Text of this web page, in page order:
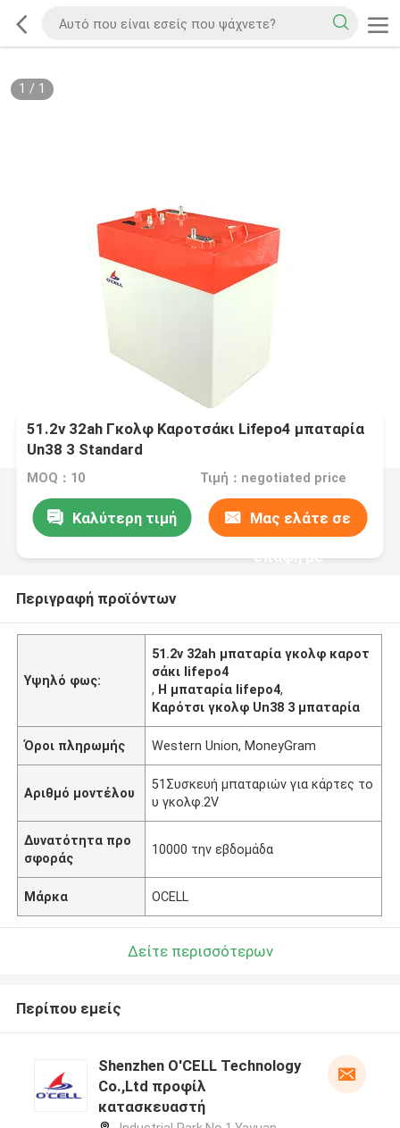
1 / 1
51.2v 32ah Γκολφ Καροτσάκι Lifepo4 μπαταρία
Un38 3 Standard
MOQ：10 Τιμή：negotiated price
Καλύτερη τιμή Μας ελάτε σε
επαφή με
Περιγραφή προϊόντων
Υψηλό φως:
51.2v 32ah μπαταρία γκολφ καροτ
σάκι lifepo4
, Η μπαταρία lifepo4,
Καρότσι γκολφ Un38 3 μπαταρία
Όροι πληρωμής Western Union, MoneyGram
Αριθμό μοντέλου
51Συσκευή μπαταριών για κάρτες το
υ γκολφ.2V
Δυνατότητα προ
σφοράς
10000 την εβδομάδα
Μάρκα OCELL
Δείτε περισσότερων
Περίπου εμείς
Shenzhen O'CELL Technology
Co.,Ltd προφίλ
κατασκευαστή